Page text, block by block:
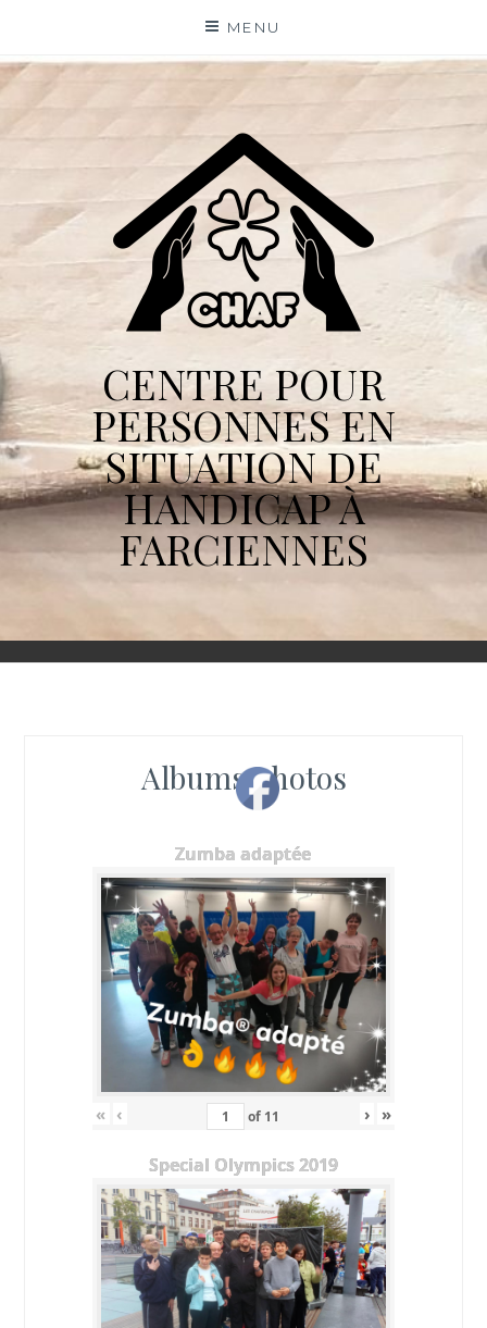
content
MENU
CENTRE POUR
PERSONNES EN
SITUATION DE
HANDICAP À
FARCIENNES
Albums photos
Zumba adaptée
« ‹ of 11 › »
Special Olympics 2019